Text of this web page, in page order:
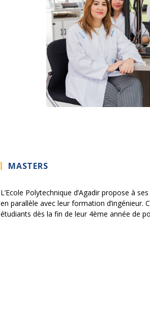
MASTERS
L’Ecole Polytechnique d’Agadir propose à
en parallèle avec leur formation
étudiants dès la fin de leur 4ème année de